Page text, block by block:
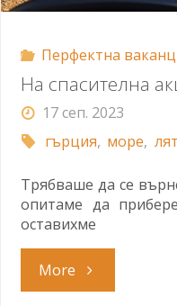
Перфектна
На спасителна
17 сеп. 2023
гърция, море,
Трябваше да се
опитаме да
оставихме
More"На